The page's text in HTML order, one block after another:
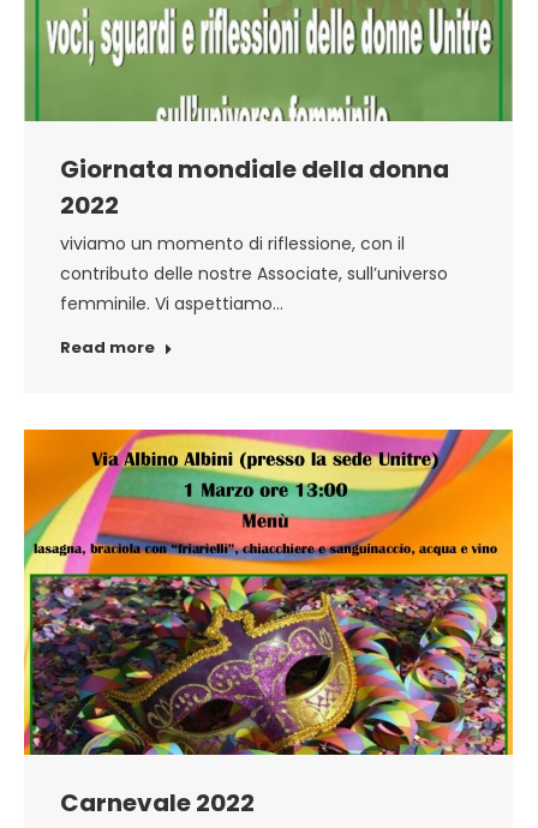
Giornata mondiale della donna
2022
viviamo un momento di riflessione, con il
contributo delle nostre Associate, sull’universo
femminile. Vi aspettiamo…
Read more
Carnevale 2022